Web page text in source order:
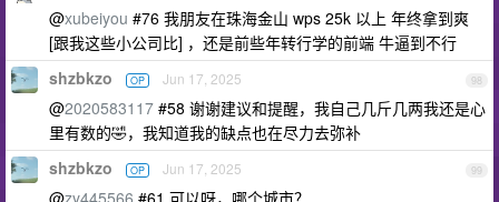
@xubeiyou #76 我朋友在珠海金山 wps 25k 以上 年终拿到爽
[跟我这些小公司比] ，还是前些年转行学的前端 牛逼到不行
98
shzbkzo OP Jun 17, 2025
@2020583117 #58 谢谢建议和提醒，我自己几斤几两我还是心
里有数的🤣，我知道我的缺点也在尽力去弥补
99
shzbkzo OP Jun 17, 2025
@zy445566 #61 可以呀，哪个城市？